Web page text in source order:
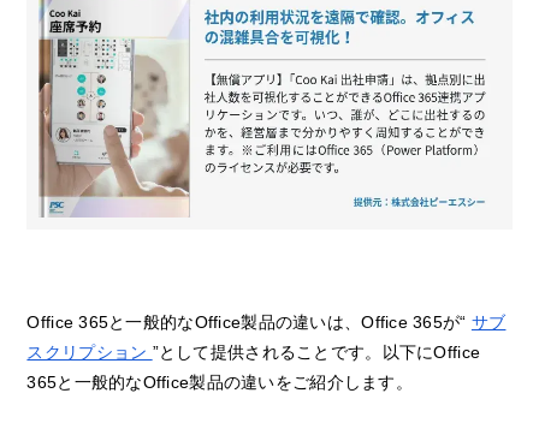
Office 365と一般的なOffice製品の違いは、Office 365が“ サブ
スクリプション ”として提供されることです。以下にOffice
365と一般的なOffice製品の違いをご紹介します。